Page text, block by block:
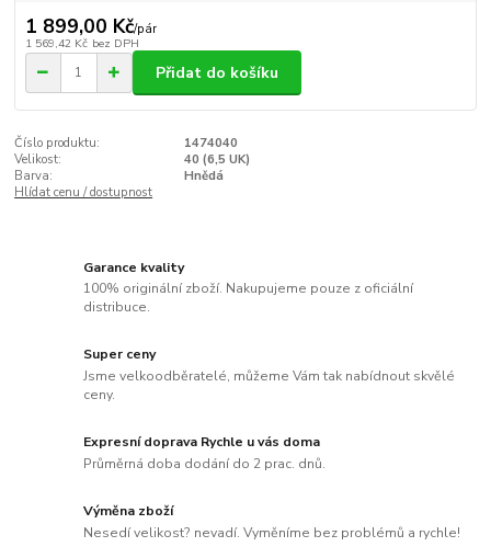
1 899,00 Kč/pár
1 569,42 Kč bez DPH
Přidat do košíku
Číslo produktu:
1474040
Velikost:
40 (6,5 UK)
Barva:
Hnědá
Hlídat cenu / dostupnost
Garance kvality
100% originální zboží. Nakupujeme pouze z oficiální
distribuce.
Super ceny
Jsme velkoodběratelé, můžeme Vám tak nabídnout skvělé
ceny.
Expresní doprava Rychle u vás doma
Průměrná doba dodání do 2 prac. dnů.
Výměna zboží
Nesedí velikost? nevadí. Vyměníme bez problémů a rychle!